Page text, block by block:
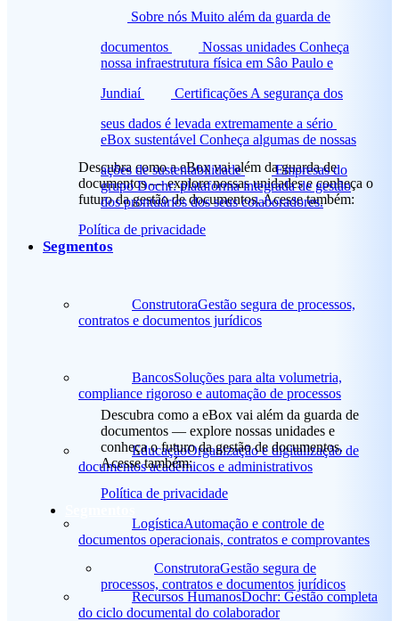
Sobre nós Muito além da guarda de
documentos
Nossas unidades Conheça
nossa infraestrutura física em Sâo Paulo e
Jundiaí
Certificações A segurança dos
seus dados é levada extremamente a sério
eBox sustentável Conheça algumas de nossas
ações de sustentabilidade
Empresas do
grupo Dochr: plataforma integrada de gestão
dos prontuários dos seus colaboradores.
Descubra como a eBox vai além da guarda de
documentos — explore nossas unidades e
conheça o futuro da gestão de documentos.
Acesse também:
Política de privacidade
ConstrutoraGestão segura de
processos, contratos e documentos jurídicos
Descubra como a eBox vai além da guarda de
documentos — explore nossas unidades e conheça o
futuro da gestão de documentos. Acesse também:
Política de privacidade
Segmentos
ConstrutoraGestão segura de processos,
contratos e documentos jurídicos
BancosSoluções para alta volumetria,
compliance rigoroso e automação de processos
EducaçãoOrganização e digitalização de
documentos acadêmicos e administrativos
LogísticaAutomação e controle de
documentos operacionais, contratos e comprovantes
Recursos HumanosDochr: Gestão completa
do ciclo documental do colaborador